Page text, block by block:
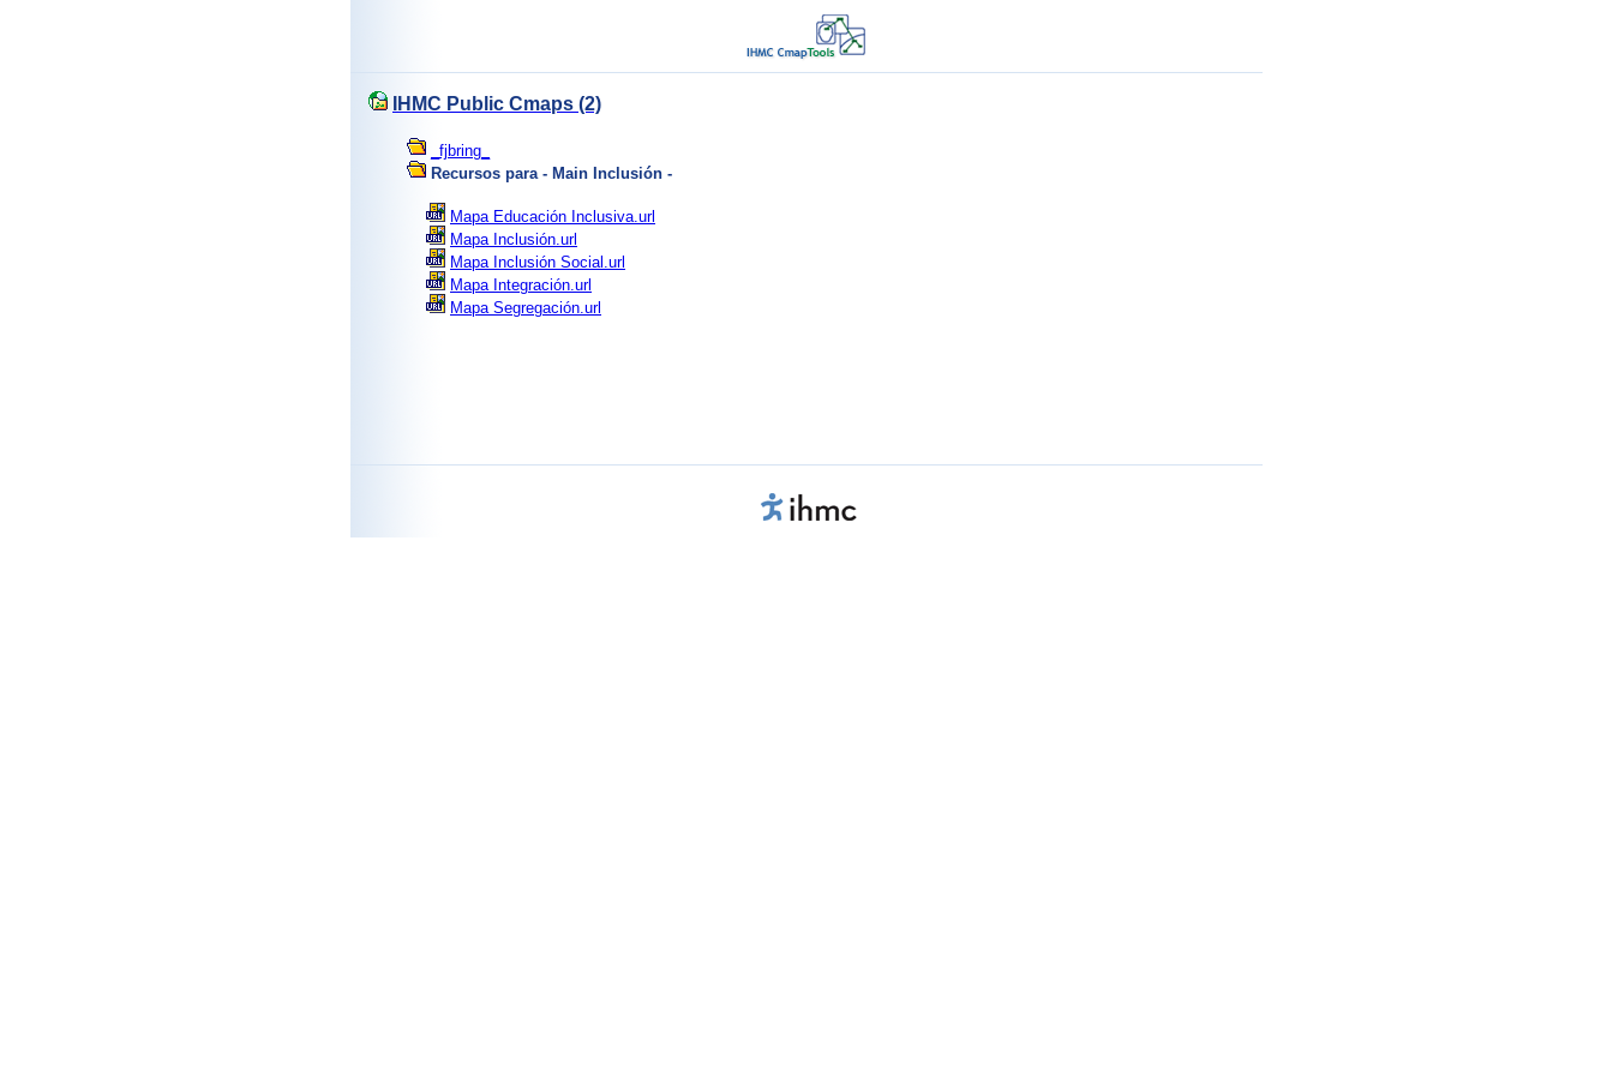
IHMC Public Cmaps (2)
_fjbring_
Recursos para - Main Inclusión -
Mapa Educación Inclusiva.url
Mapa Inclusión.url
Mapa Inclusión Social.url
Mapa Integración.url
Mapa Segregación.url